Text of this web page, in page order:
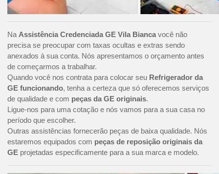
Na Assistência Credenciada GE Vila Bianca você não
precisa se preocupar com taxas ocultas e extras sendo
anexados à sua conta. Nós apresentamos o orçamento antes
de começarmos a trabalhar.
Quando você nos contrata para colocar seu Refrigerador da
GE funcionando, tenha a certeza que só oferecemos serviços
de qualidade e com peças da GE originais.
Ligue-nos para uma cotação e nós vamos para a sua casa no
período que escolher.
Outras assistências fornecerão peças de baixa qualidade. Nós
estaremos equipados com peças de reposição originais da
GE projetadas especificamente para a sua marca e modelo.